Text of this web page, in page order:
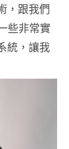
，跟我們
些非常實
統，讓我